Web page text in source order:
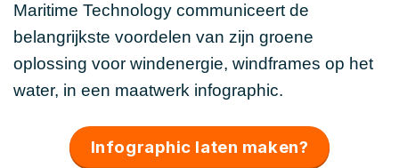
Maritime Technology communiceert de
belangrijkste voordelen van zijn groene
oplossing voor windenergie, windframes op het
water, in een maatwerk infographic.
Infographic laten maken?